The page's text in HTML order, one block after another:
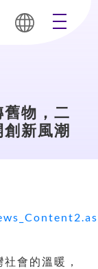
舊物，二
新風潮
會的溫暖，